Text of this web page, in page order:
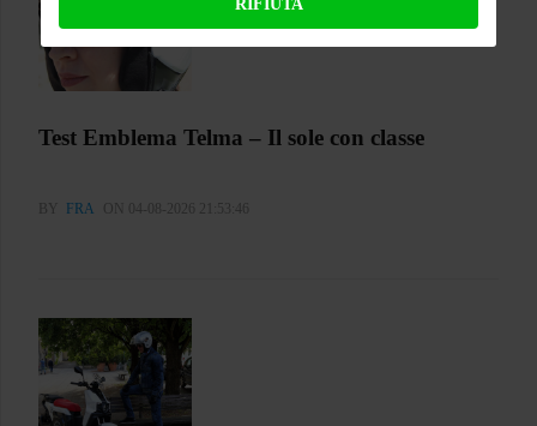
Test Emblema Telma – Il sole con classe
BY FRA ON 04-08-2026 21:53:46
RIFIUTA